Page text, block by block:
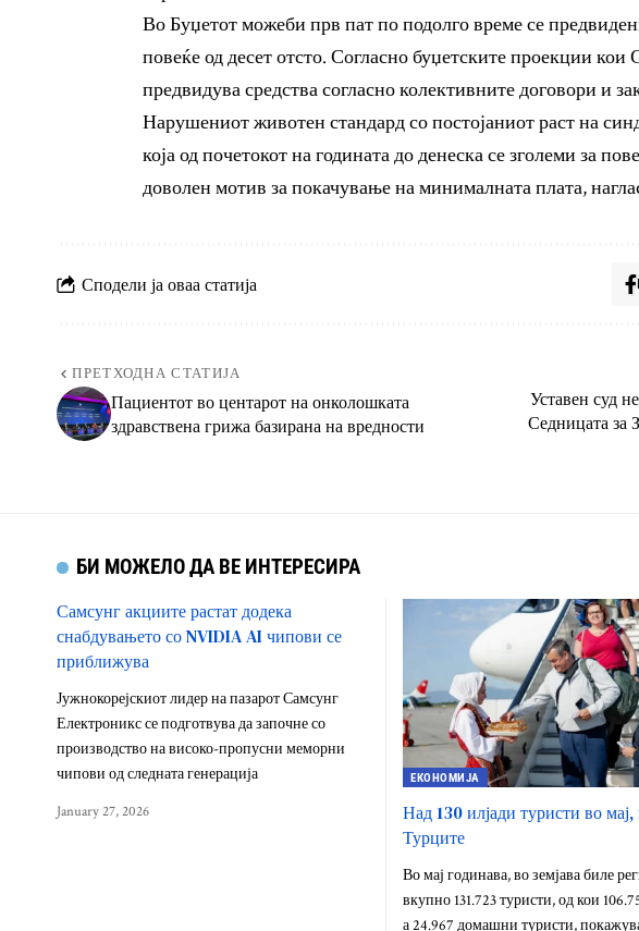
Во Буџетот можеби прв пат по подолго време се
повеќе од десет отсто. Согласно буџетските проекции
предвидува средства согласно колективните договори и
Нарушениот животен стандард со постојаниот раст на
која од почетокот на годината до денеска се зголеми за
доволен мотив за покачување на минималната плата,
Сподели ја оваа статија
ПРЕТХОДНА СТАТИЈА
Пациентот во центарот на онколошката
здравствена грижа базирана на вредности
Уставен суд
Седницата за
БИ МОЖЕЛО ДА ВЕ ИНТЕРЕСИРА
Самсунг акциите растат додека
снабдувањето со NVIDIA AI чипови се
приближува
Јужнокорејскиот лидер на пазарот Самсунг
Електроникс се подготвува да започне со
производство на високо-пропусни меморни
чипови од следната генерација
January 27, 2026
ЕКОНОМИЈА
Над 130 илјади туристи во мај,
Турците
Во мај годинава, во земјава биле
вкупно 131.723 туристи, од кои
а 24.967 домашни туристи,